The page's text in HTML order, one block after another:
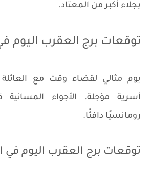
بجلاء أكبر من المعتاد.
توقعات برج العقرب اليوم
يوم مثالي لقضاء وقت مع العائلة
أسرية مؤجلة. الأجواء
رومانسيًا دافئًا.
توقعات برج العقرب اليوم في